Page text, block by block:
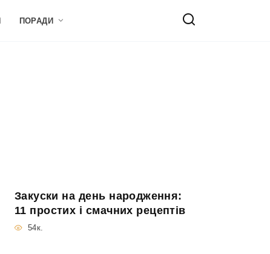
ПОРАДИ
Закуски на день народження:
11 простих і смачних рецептів
54к.